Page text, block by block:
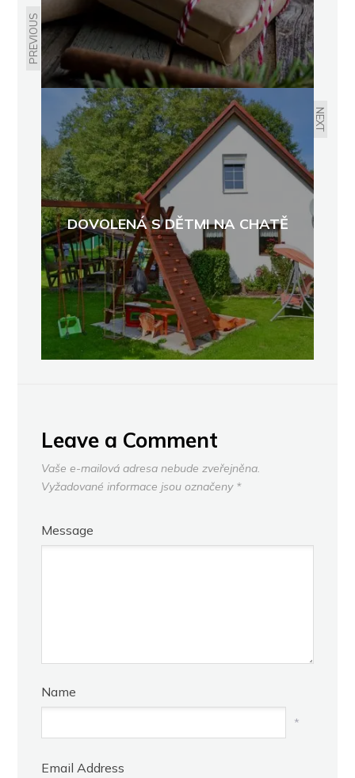
PREVIOUS
NEXT
DOVOLENÁ S DĚTMI NA CHATĚ
Leave a Comment
Vaše e-mailová adresa nebude zveřejněna.
Vyžadované informace jsou označeny *
Message
Name
*
Email Address